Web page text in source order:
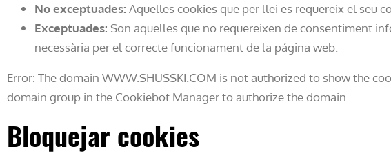
No exceptuades: Aquelles cookies que per llei es requereix el seu
Exceptuades: Son aquelles que no requereixen de consentiment
necessària per el correcte funcionament de la página web.
Error: The domain WWW.SHUSSKI.COM is not authorized to show the
domain group in the Cookiebot Manager to authorize the domain.
Bloquejar cookies